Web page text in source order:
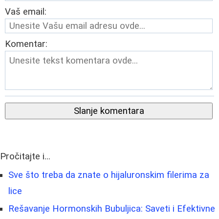
Vaš email:
Komentar:
Slanje komentara
Pročitajte i...
Sve što treba da znate o hijaluronskim filerima za
lice
Rešavanje Hormonskih Bubuljica: Saveti i Efektivne